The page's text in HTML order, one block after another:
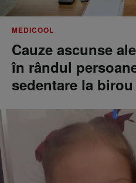
MEDICOOL
Cauze ascunse
în rândul
sedentare la birou